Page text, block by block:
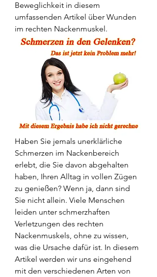
Beweglichkeit in diesem
umfassenden Artikel über Wunden
im rechten Nackenmuskel.
Haben Sie jemals unerklärliche
Schmerzen im Nackenbereich
erlebt, die Sie davon abgehalten
haben, Ihren Alltag in vollen Zügen
zu genießen? Wenn ja, dann sind
Sie nicht allein. Viele Menschen
leiden unter schmerzhaften
Verletzungen des rechten
Nackenmuskels, ohne zu wissen,
was die Ursache dafür ist. In diesem
Artikel werden wir uns eingehend
mit den verschiedenen Arten von